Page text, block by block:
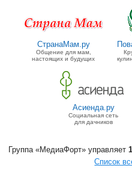
СтранаМам.ру
Общение для мам,
настоящих и будущих
Асиенда.ру
Социальная сеть
для дачников
Группа «МедиаФорт» управляет
Список